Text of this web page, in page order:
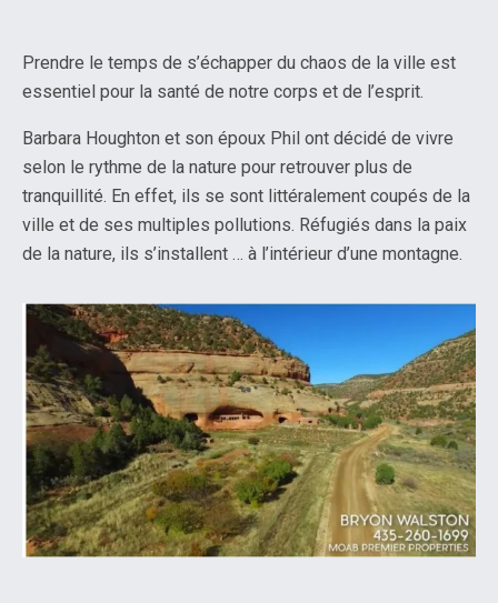
Prendre le temps de s’échapper du chaos de la ville est
essentiel pour la santé de notre corps et de l’esprit.
Barbara Houghton et son époux Phil ont décidé de vivre
selon le rythme de la nature pour retrouver plus de
tranquillité. En effet, ils se sont littéralement coupés de la
ville et de ses multiples pollutions. Réfugiés dans la paix
de la nature, ils s’installent … à l’intérieur d’une montagne.